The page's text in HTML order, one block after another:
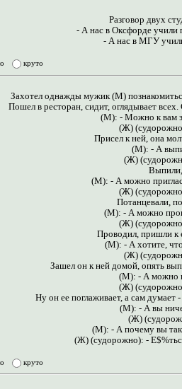
Разговор двух
- А нас в Оксфорде учили
- А нас в МГУ
круто
Захотел однажды мужик (М)
Пошел в ресторан, сидит, оглядывает
(М): - Можно к вам
(Ж)
Присел к ней, она
(М): - А
(Ж)
(М): - А можно
(Ж)
Потанцевали,
(М): - А можно
(Ж)
Проводил, пришли к
(М): - А хотите,
(Ж)
Зашел он к ней домой, опять
(М): - А можно
(Ж)
Hу он ее поглаживает, а сам думает
(М): - А вы
(Ж)
(М): - А почему вы так
(Ж) (судорожно): -
круто